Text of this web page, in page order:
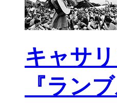
キャサ
『ラン